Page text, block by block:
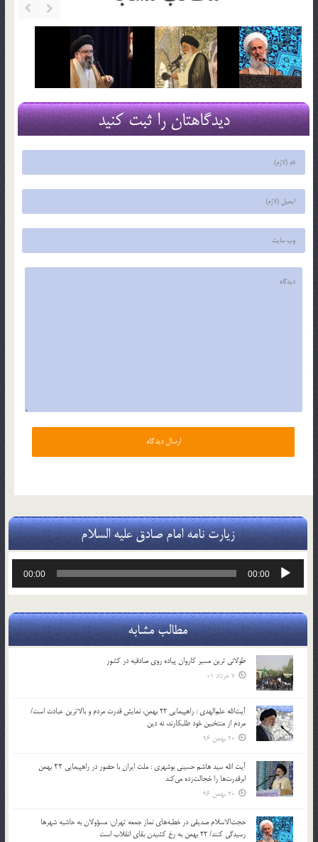
دیدگاهتان را ثبت کنید
زیارت نامه امام صادق علیه السلام
پخش‌کننده
00:00
00:00
مطالب مشابه
طولانی ترین مسیر کاروان پیاده روی صادقیه در کشور
7 خرداد 01
آیت‌الله علم‌الهدی : راهپیمایی 22 بهمن، نمایش قدرت مردم و بالاترین عبادت است/
مردم از منتخبین خود طلبکارند، نه دین
20 بهمن 96
آیت الله سید هاشم حسینی بوشهری : ملت ایران با حضور در راهپیمایی ۲۲ بهمن
ابرقدرت‌ها را خجالت‌زده می‌کند
20 بهمن 96
حجت‌الاسلام صدیقی در خطبه‌های نماز جمعه تهران: مسؤولان به حاشیه شهرها
رسیدگی کنند/ 22 بهمن به رخ کشیدن بقای انقلاب است